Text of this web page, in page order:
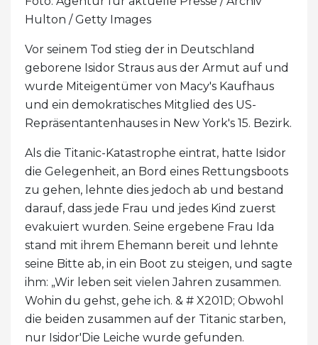
Hulton / Getty Images
Vor seinem Tod stieg der in Deutschland
geborene Isidor Straus aus der Armut auf und
wurde Miteigentümer von Macy's Kaufhaus
und ein demokratisches Mitglied des US-
Repräsentantenhauses in New York's 15. Bezirk.
Als die Titanic-Katastrophe eintrat, hatte Isidor
die Gelegenheit, an Bord eines Rettungsboots
zu gehen, lehnte dies jedoch ab und bestand
darauf, dass jede Frau und jedes Kind zuerst
evakuiert wurden. Seine ergebene Frau Ida
stand mit ihrem Ehemann bereit und lehnte
seine Bitte ab, in ein Boot zu steigen, und sagte
ihm: „Wir leben seit vielen Jahren zusammen.
Wohin du gehst, gehe ich. & # X201D; Obwohl
die beiden zusammen auf der Titanic starben,
nur Isidor'Die Leiche wurde gefunden.